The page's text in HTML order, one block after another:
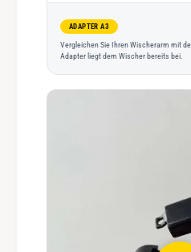
ADAPTER A3
Vergleichen Sie Ihren Wischerarm mit
Adapter liegt dem Wischer bereits bei.